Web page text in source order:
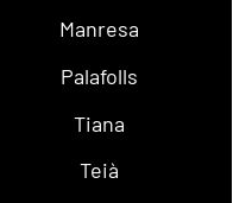
Manresa
Palafolls
Tiana
Teià